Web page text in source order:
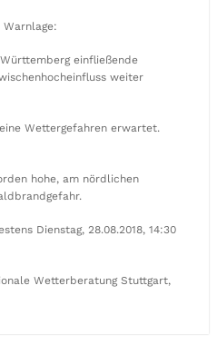
einfließende
weiter
Wettergefahren erwartet.
hohe, am nördlichen
Dienstag, 28.08.2018, 14:30
Wetterberatung Stuttgart,